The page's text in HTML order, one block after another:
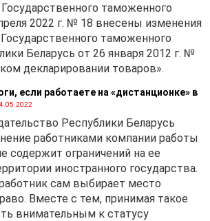
таможенного
2022 г. № 18 внесены изменения
таможенного
Беларусь от 26 января 2012 г. №
декларировании товаров».
если работаете на «дистанционке» в
Республики Беларусь
работниками компании работы
содержит ограничений на ее
иностранного государства.
сам выбирает место
Вместе с тем, принимая такое
внимательным к статусу